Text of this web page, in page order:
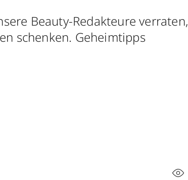
Beauty-Redakteure verraten,
schenken. Geheimtipps